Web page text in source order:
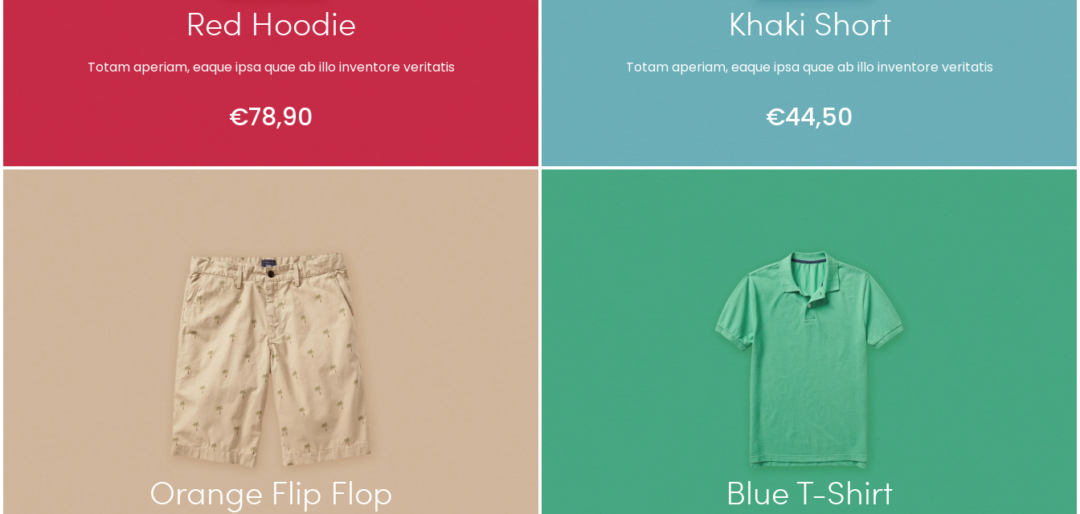
Red Hoodie
Totam aperiam, eaque ipsa quae ab illo inventore veritatis
€78,90
Orange Flip Flop
Khaki Short
Totam aperiam, eaque ipsa quae ab illo inventore veritatis
€44,50
Blue T-Shirt